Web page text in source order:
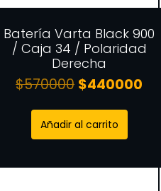
Batería Varta Black 900
/ Caja 34 / Polaridad
Derecha
$570000 $440000
Añadir al carrito